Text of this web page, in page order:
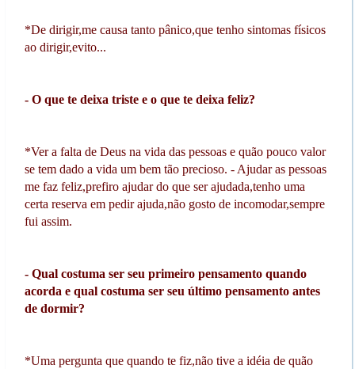
*De dirigir,me causa tanto pânico,que tenho sintomas físicos
ao dirigir,evito...
- O que te deixa triste e o que te deixa feliz?
*Ver a falta de Deus na vida das pessoas e quão pouco valor
se tem dado a vida um bem tão precioso. - Ajudar as pessoas
me faz feliz,prefiro ajudar do que ser ajudada,tenho uma
certa reserva em pedir ajuda,não gosto de incomodar,sempre
fui assim.
- Qual costuma ser seu primeiro pensamento quando
acorda e qual costuma ser seu último pensamento antes
de dormir?
*Uma pergunta que quando te fiz,não tive a idéia de quão